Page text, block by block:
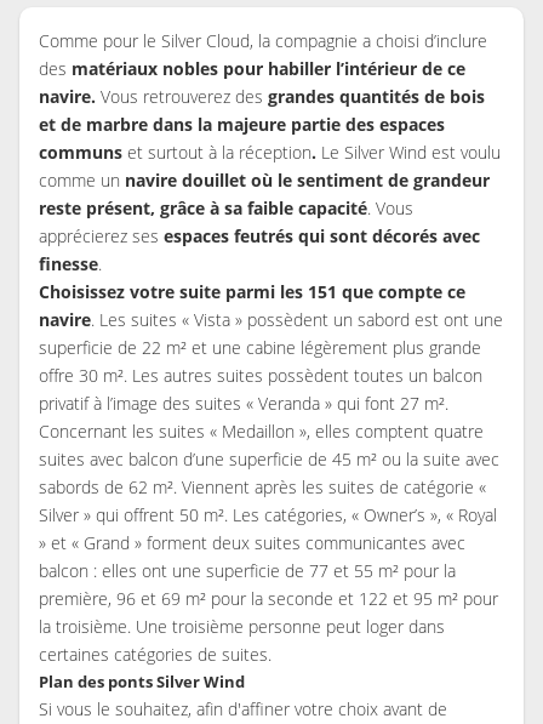
Comme pour le Silver Cloud, la compagnie a choisi d’inclure
des matériaux nobles pour habiller l’intérieur de ce
navire. Vous retrouverez des grandes quantités de bois
et de marbre dans la majeure partie des espaces
communs et surtout à la réception. Le Silver Wind est voulu
comme un navire douillet où le sentiment de grandeur
reste présent, grâce à sa faible capacité. Vous
apprécierez ses espaces feutrés qui sont décorés avec
finesse.
Choisissez votre suite parmi les 151 que compte ce
navire. Les suites « Vista » possèdent un sabord est ont une
superficie de 22 m² et une cabine légèrement plus grande
offre 30 m². Les autres suites possèdent toutes un balcon
privatif à l’image des suites « Veranda » qui font 27 m².
Concernant les suites « Medaillon », elles comptent quatre
suites avec balcon d’une superficie de 45 m² ou la suite avec
sabords de 62 m². Viennent après les suites de catégorie «
Silver » qui offrent 50 m². Les catégories, « Owner’s », « Royal
» et « Grand » forment deux suites communicantes avec
balcon : elles ont une superficie de 77 et 55 m² pour la
première, 96 et 69 m² pour la seconde et 122 et 95 m² pour
la troisième. Une troisième personne peut loger dans
certaines catégories de suites.
Plan des ponts Silver Wind
Si vous le souhaitez, afin d'affiner votre choix avant de